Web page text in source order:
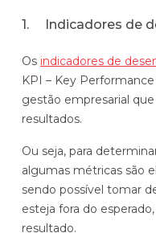
1. Indicadores de
Os indicadores de
KPI – Key
gestão empresarial
resultados.
Ou seja, para
algumas métricas são
sendo possível tomar
esteja fora do
resultado.